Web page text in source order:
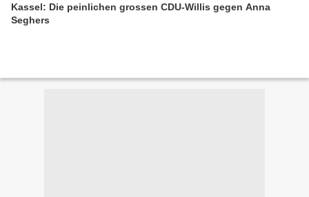
Kassel: Die peinlichen grossen CDU-Willis gegen Anna
Seghers